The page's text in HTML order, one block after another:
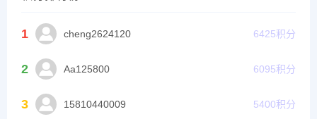
1 cheng2624120 6425积分
2 Aa125800 6095积分
3 15810440009 5400积分